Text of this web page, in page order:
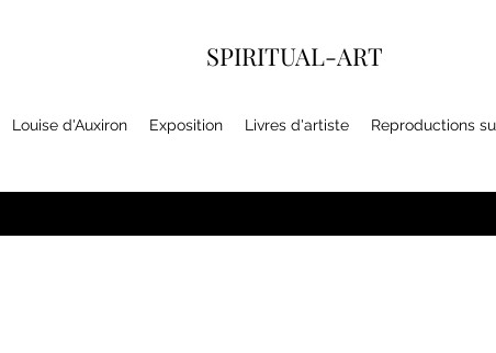
SPIRITUAL-ART
Louise d'Auxiron Exposition Livres d'artiste Reproductions